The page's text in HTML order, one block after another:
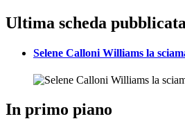
Ultima scheda pubblicata
Selene Calloni Williams la
In primo piano